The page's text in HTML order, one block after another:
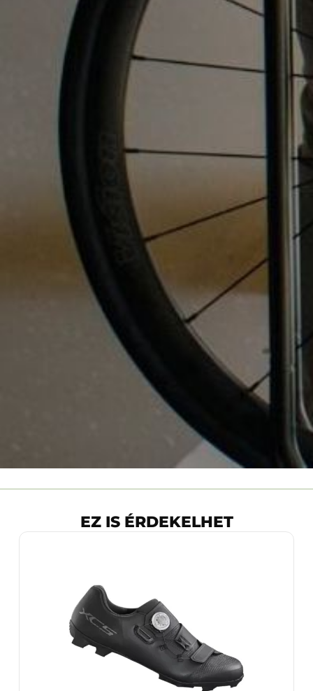
EZ IS ÉRDEKELHET